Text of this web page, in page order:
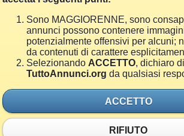
Sono MAGGIORENNE, sono
annunci possono contenere
potenzialmente offensivi per alcuni;
da contenuti di carattere
Selezionando ACCETTO, dichiaro
TuttoAnnunci.org da qualsiasi
ACCETTO
RIFIUTO